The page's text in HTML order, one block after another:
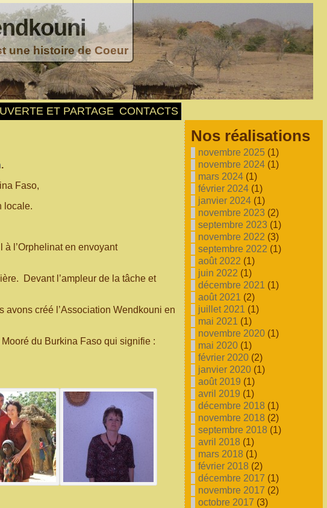
une histoire de Coeur
ET PARTAGE CONTACTS
.
Faso,
locale.
l’Orphelinat en envoyant
Devant l’ampleur de la tâche et
créé l’Association Wendkouni en
du Burkina Faso qui signifie :
Nos réalisations
novembre 2025(1)
novembre 2024(1)
mars 2024(1)
février 2024(1)
janvier 2024(1)
novembre 2023 (2)
septembre 2023 (1)
novembre 2022 (3)
septembre 2022 (1)
août 2022 (1)
juin 2022 (1)
décembre 2021 (1)
août 2021 (2)
juillet 2021 (1)
mai 2021 (1)
novembre 2020(1)
mai 2020(1)
février 2020(2)
janvier 2020(1)
août 2019 (1)
avril 2019 (1)
décembre 2018 (1)
novembre 2018 (2)
septembre 2018 (1)
avril 2018 (1)
mars 2018 (1)
février 2018 (2)
décembre 2017 (1)
novembre 2017 (2)
octobre 2017 (3)